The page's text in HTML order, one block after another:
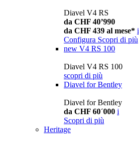
Diavel V4 RS
da CHF 40’990
da CHF 439 al mese* i
Configura Scopri di più
new V4 RS 100
Diavel V4 RS 100
scopri di più
Diavel for Bentley
Diavel for Bentley
da CHF 60´000 i
Scopri di più
Heritage